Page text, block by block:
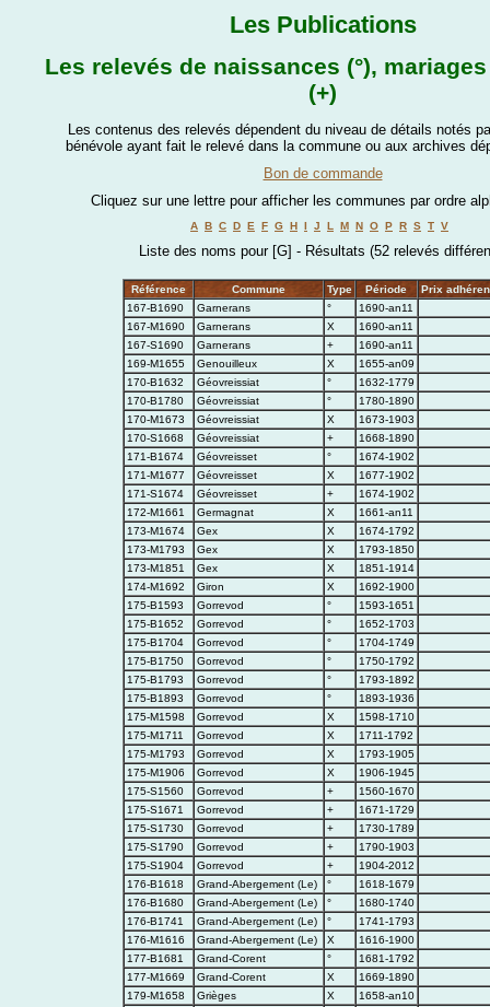
Les Publications
Les relevés de naissances (°),
(+)
Les contenus des relevés dépendent du niveau de détails notés
bénévole ayant fait le relevé dans la commune ou aux archives
Bon de commande
Cliquez sur une lettre pour afficher les communes par ordre
A B C D E F G H I J L M N O P R S T V
Liste des noms pour [G] - Résultats (52 relevés
Référence Commune Type Période
Prix
167-B1690
Garnerans °
1690-an11
167-M1690
Garnerans X
1690-an11
167-S1690
Garnerans +
1690-an11
169-M1655
Genouilleux X
1655-an09
170-B1632
Géovreissiat °
1632-1779
170-B1780
Géovreissiat °
1780-1890
170-M1673
Géovreissiat X
1673-1903
170-S1668
Géovreissiat +
1668-1890
171-B1674
Géovreisset °
1674-1902
171-M1677
Géovreisset X
1677-1902
171-S1674
Géovreisset +
1674-1902
172-M1661
Germagnat X
1661-an11
173-M1674
Gex X
1674-1792
173-M1793
Gex X
1793-1850
173-M1851
Gex X
1851-1914
174-M1692
Giron X
1692-1900
175-B1593
Gorrevod °
1593-1651
175-B1652
Gorrevod °
1652-1703
175-B1704
Gorrevod °
1704-1749
175-B1750
Gorrevod °
1750-1792
175-B1793
Gorrevod °
1793-1892
175-B1893
Gorrevod °
1893-1936
175-M1598
Gorrevod X
1598-1710
175-M1711
Gorrevod X
1711-1792
175-M1793
Gorrevod X
1793-1905
175-M1906
Gorrevod X
1906-1945
175-S1560
Gorrevod +
1560-1670
175-S1671
Gorrevod +
1671-1729
175-S1730
Gorrevod +
1730-1789
175-S1790
Gorrevod +
1790-1903
175-S1904
Gorrevod +
1904-2012
176-B1618
Grand-Abergement (Le) °
1618-1679
176-B1680
Grand-Abergement (Le) °
1680-1740
176-B1741
Grand-Abergement (Le) °
1741-1793
176-M1616
Grand-Abergement (Le) X
1616-1900
177-B1681
Grand-Corent °
1681-1792
177-M1669
Grand-Corent X
1669-1890
179-M1658
Grièges X
1658-an10